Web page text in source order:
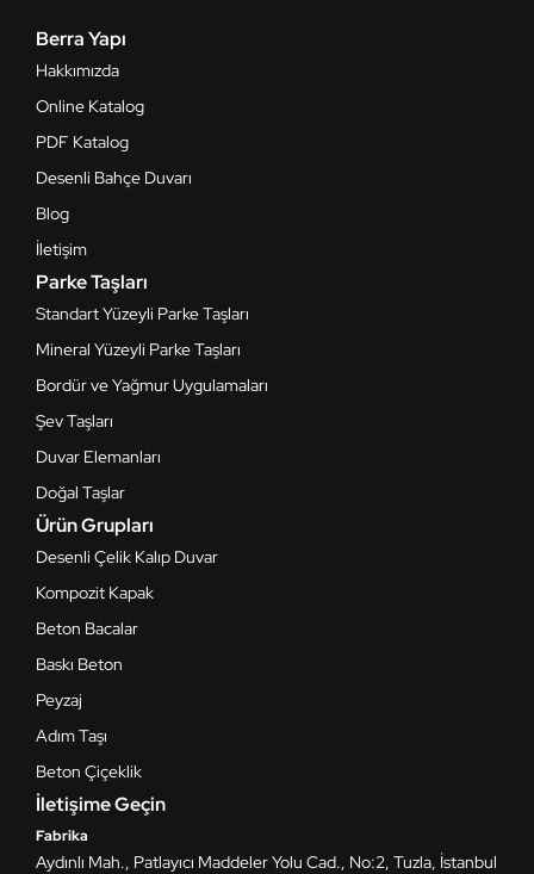
Berra Yapı
Hakkımızda
Online Katalog
PDF Katalog
Desenli Bahçe Duvarı
Blog
İletişim
Parke Taşları
Standart Yüzeyli Parke Taşları
Mineral Yüzeyli Parke Taşları
Bordür ve Yağmur Uygulamaları
Şev Taşları
Duvar Elemanları
Doğal Taşlar
Ürün Grupları
Desenli Çelik Kalıp Duvar
Kompozit Kapak
Beton Bacalar
Baskı Beton
Peyzaj
Adım Taşı
Beton Çiçeklik
İletişime Geçin
Fabrika
Aydınlı Mah., Patlayıcı Maddeler Yolu Cad., No:2, Tuzla, İstanbul